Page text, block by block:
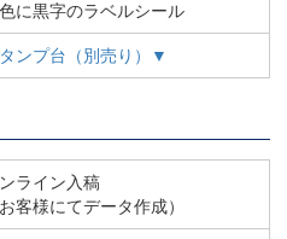
に黒字のラベルシール
ンプ台（別売り）▼
ライン入稿
お客様にてデータ作成）